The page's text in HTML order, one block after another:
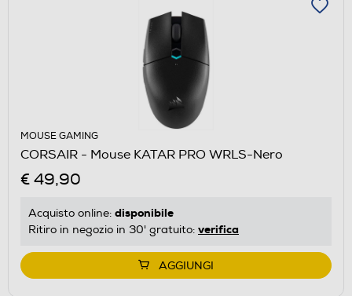
MOUSE GAMING
CORSAIR - Mouse KATAR PRO WRLS-Nero
€ 49,90
Acquisto online: disponibile
Ritiro in negozio in 30' gratuito: verifica
AGGIUNGI